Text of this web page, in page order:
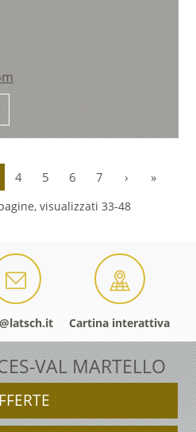
4 5 6 7 › »
visualizzati 33-48
Cartina interattiva
VAL MARTELLO